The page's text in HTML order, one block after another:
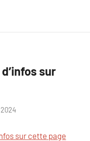
sur
sur cette page